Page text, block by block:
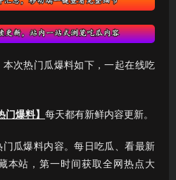
次热门瓜爆料如下，一起在线吃
门爆料】 每天都有新鲜内容更新。
瓜爆料内容。每日吃瓜、看最新
本站，第一时间获取全网热点大